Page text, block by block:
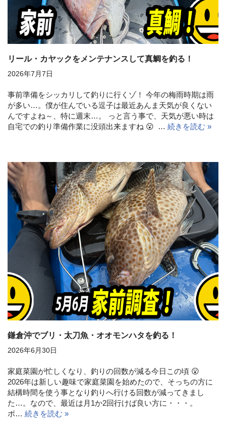
リール・カヤックをメンテナンスして真鯛を釣る！
2026年7月7日
事前準備をシッカリして釣りに行くゾ！ 今年の梅雨時期は雨
が多い…。僕が住んでいる逗子は最近あんま天気が良くない
んですよね～、特に週末…。 っと言う事で、天気が悪い時は
自宅での釣り準備作業に没頭出来ますね 😮 … 続きを読む »
鎌倉沖でブリ・太刀魚・オオモンハタを釣る！
2026年6月30日
家庭菜園が忙しくなり、釣りの回数が減る今日この頃 😮
2026年は新しい趣味で家庭菜園を始めたので、そっちの方に
結構時間を使う事となり釣りへ行ける回数が減ってきまし
た…。なので、最近は月1か2回行けば良い方に・・・。
ポ… 続きを読む »